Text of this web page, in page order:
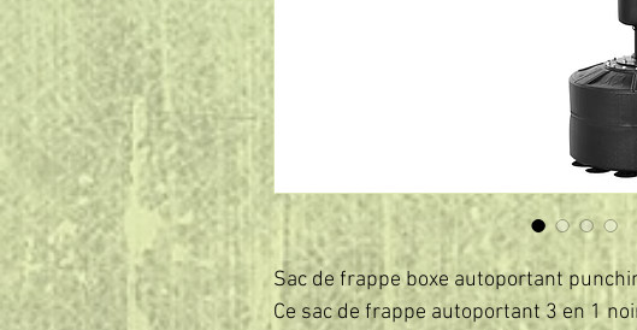
Sac de frappe boxe autoportant
Ce sac de frappe autoportant 3 en 1